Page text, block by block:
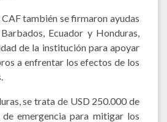
también se firmaron ayudas
Ecuador y Honduras,
de la institución para apoyar
a enfrentar los efectos de los
se trata de USD 250.000 de
de emergencia para mitigar los